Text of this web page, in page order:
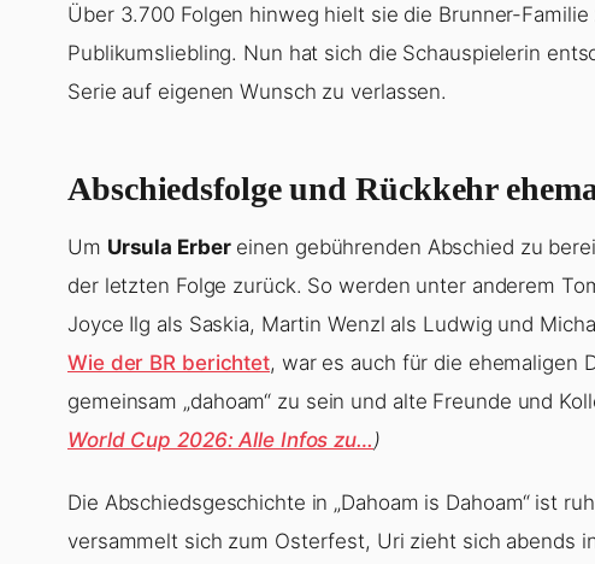
Über 3.700 Folgen hinweg hielt sie die Brunner-
Publikumsliebling. Nun hat sich die Schauspielerin
Serie auf eigenen Wunsch zu verlassen.
Abschiedsfolge und Rückkehr
Um Ursula Erbereinen gebührenden Abschied zu
der letzten Folge zurück. So werden unter anderem
Joyce Ilg als Saskia, Martin Wenzl als Ludwig und
Wie der BR berichtet, war es auch für die ehemaligen
gemeinsam „dahoam“ zu sein und alte Freunde und
World Cup 2026: Alle Infos zu… )
Die Abschiedsgeschichte in „Dahoam is Dahoam“ ist
versammelt sich zum Osterfest, Uri zieht sich abends